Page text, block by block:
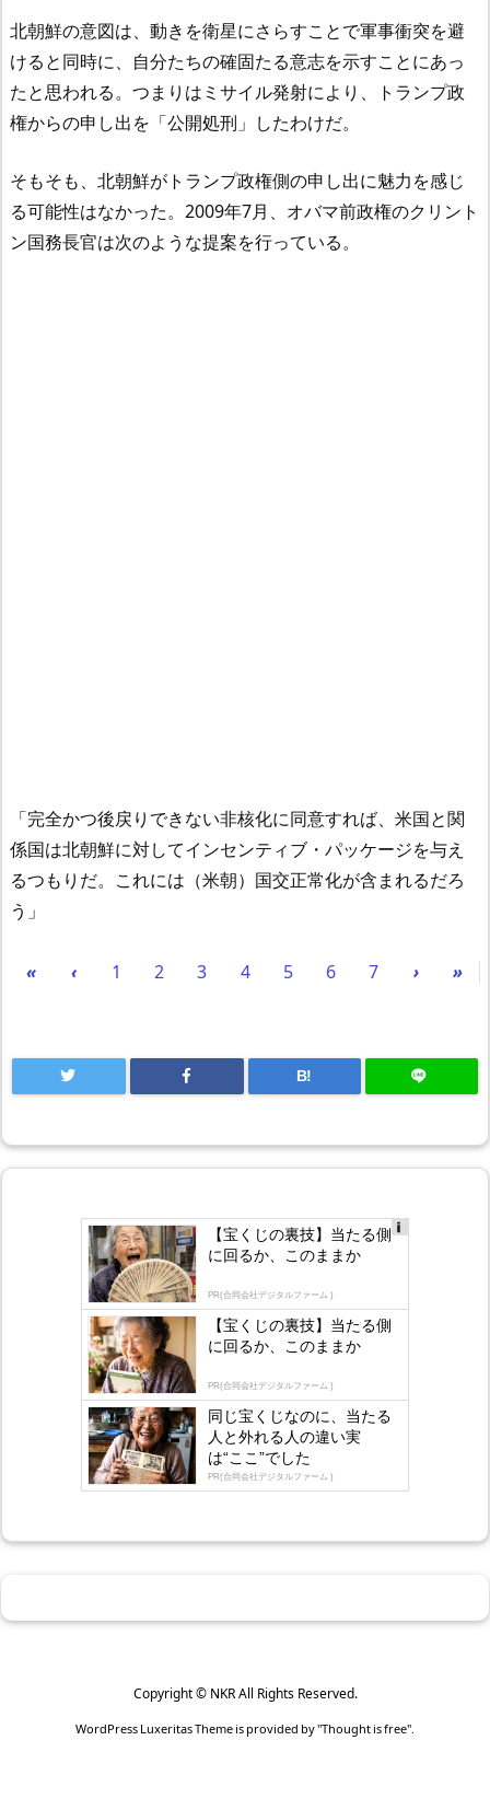
北朝鮮の意図は、動きを衛星にさらすことで軍事衝突を避
けると同時に、自分たちの確固たる意志を示すことにあっ
たと思われる。つまりはミサイル発射により、トランプ政
権からの申し出を「公開処刑」したわけだ。
そもそも、北朝鮮がトランプ政権側の申し出に魅力を感じ
る可能性はなかった。2009年7月、オバマ前政権のクリント
ン国務長官は次のような提案を行っている。
「完全かつ後戻りできない非核化に同意すれば、米国と関
係国は北朝鮮に対してインセンティブ・パッケージを与え
るつもりだ。これには（米朝）国交正常化が含まれるだろ
う」
« ‹ 1 2 3 4 5 6 7 › »
B!
gly
【宝くじの裏技】当たる側
に回るか、このままか
PR(合同会社デジタルファーム )
【宝くじの裏技】当たる側
に回るか、このままか
PR(合同会社デジタルファーム )
同じ宝くじなのに、当たる
人と外れる人の違い実
は“ここ”でした
PR(合同会社デジタルファーム )
Copyright © NKRAll Rights Reserved.
WordPress Luxeritas Theme is provided by "Thought is free".